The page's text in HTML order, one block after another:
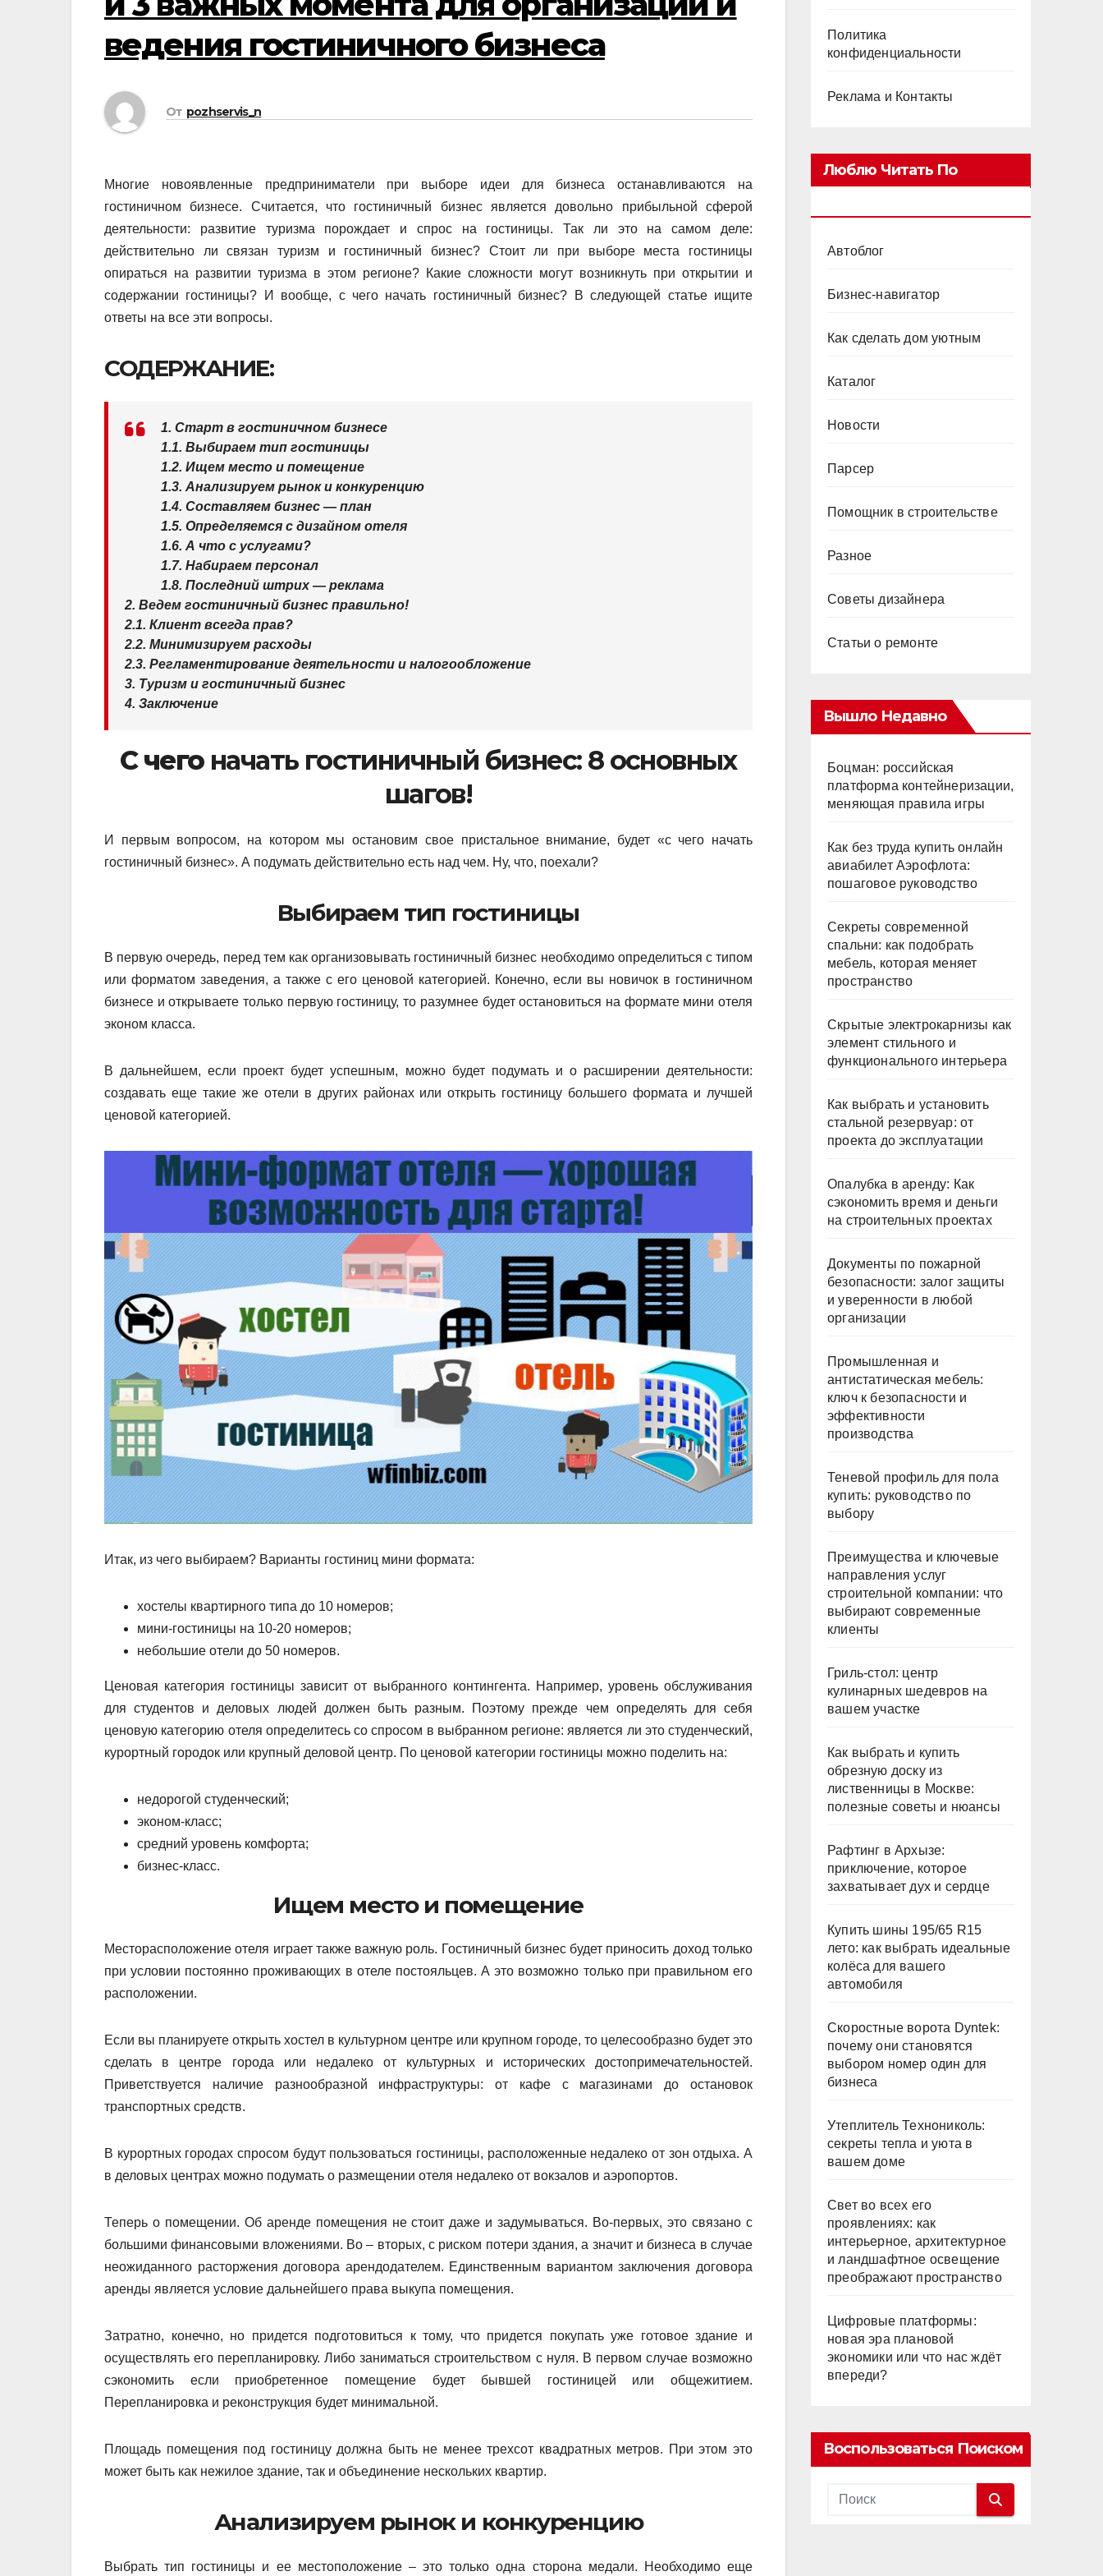
ведения гостиничного бизнеса
От pozhservis_n
Многие новоявленные предприниматели при выборе идеи для бизнеса останавливаются на
гостиничном бизнесе. Считается, что гостиничный бизнес является довольно прибыльной сферой
деятельности: развитие туризма порождает и спрос на гостиницы. Так ли это на самом деле:
действительно ли связан туризм и гостиничный бизнес? Стоит ли при выборе места гостиницы
опираться на развитии туризма в этом регионе? Какие сложности могут возникнуть при открытии и
содержании гостиницы? И вообще, с чего начать гостиничный бизнес? В следующей статье ищите
ответы на все эти вопросы.
СОДЕРЖАНИЕ:
1. Старт в гостиничном бизнесе
1.1. Выбираем тип гостиницы
1.2. Ищем место и помещение
1.3. Анализируем рынок и конкуренцию
1.4. Составляем бизнес — план
1.5. Определяемся с дизайном отеля
1.6. А что с услугами?
1.7. Набираем персонал
1.8. Последний штрих — реклама
2. Ведем гостиничный бизнес правильно!
2.1. Клиент всегда прав?
2.2. Минимизируем расходы
2.3. Регламентирование деятельности и налогообложение
3. Туризм и гостиничный бизнес
4. Заключение
С чегоначать гостиничный бизнес: 8 основных
шагов!
И первым вопросом, на котором мы остановим свое пристальное внимание, будет «с чего начать
гостиничный бизнес». А подумать действительно есть над чем. Ну, что, поехали?
Выбираем тип гостиницы
В первую очередь, перед тем как организовывать гостиничный бизнес необходимо определиться с типом
или форматом заведения, а также с его ценовой категорией. Конечно, если вы новичок в гостиничном
бизнесе и открываете только первую гостиницу, то разумнее будет остановиться на формате мини отеля
эконом класса.
В дальнейшем, если проект будет успешным, можно будет подумать и о расширении деятельности:
создавать еще такие же отели в других районах или открыть гостиницу большего формата и лучшей
ценовой категорией.
Итак, из чего выбираем? Варианты гостиниц мини формата:
хостелы квартирного типа до 10 номеров;
мини-гостиницы на 10-20 номеров;
небольшие отели до 50 номеров.
Ценовая категория гостиницы зависит от выбранного контингента. Например, уровень обслуживания
для студентов и деловых людей должен быть разным. Поэтому прежде чем определять для себя
ценовую категорию отеля определитесь со спросом в выбранном регионе: является ли это студенческий,
курортный городок или крупный деловой центр. По ценовой категории гостиницы можно поделить на:
недорогой студенческий;
эконом-класс;
средний уровень комфорта;
бизнес-класс.
Ищем место и помещение
Месторасположение отеля играет также важную роль. Гостиничный бизнес будет приносить доход только
при условии постоянно проживающих в отеле постояльцев. А это возможно только при правильном его
расположении.
Если вы планируете открыть хостел в культурном центре или крупном городе, то целесообразно будет это
сделать в центре города или недалеко от культурных и исторических достопримечательностей.
Приветствуется наличие разнообразной инфраструктуры: от кафе с магазинами до остановок
транспортных средств.
В курортных городах спросом будут пользоваться гостиницы, расположенные недалеко от зон отдыха. А
в деловых центрах можно подумать о размещении отеля недалеко от вокзалов и аэропортов.
Теперь о помещении. Об аренде помещения не стоит даже и задумываться. Во-первых, это связано с
большими финансовыми вложениями. Во – вторых, с риском потери здания, а значит и бизнеса в случае
неожиданного расторжения договора арендодателем. Единственным вариантом заключения договора
аренды является условие дальнейшего права выкупа помещения.
Затратно, конечно, но придется подготовиться к тому, что придется покупать уже готовое здание и
осуществлять его перепланировку. Либо заниматься строительством с нуля. В первом случае возможно
сэкономить если приобретенное помещение будет бывшей гостиницей или общежитием.
Перепланировка и реконструкция будет минимальной.
Площадь помещения под гостиницу должна быть не менее трехсот квадратных метров. При этом это
может быть как нежилое здание, так и объединение нескольких квартир.
Анализируем рынок и конкуренцию
Выбрать тип гостиницы и ее местоположение – это только одна сторона медали. Необходимо еще
Политика
конфиденциальности
Реклама и Контакты
Люблю Читать По
Автоблог
Бизнес-навигатор
Как сделать дом уютным
Каталог
Новости
Парсер
Помощник в строительстве
Разное
Советы дизайнера
Статьи о ремонте
Вышло Недавно
Боцман: российская
платформа контейнеризации,
меняющая правила игры
Как без труда купить онлайн
авиабилет Аэрофлота:
пошаговое руководство
Секреты современной
спальни: как подобрать
мебель, которая меняет
пространство
Скрытые электрокарнизы как
элемент стильного и
функционального интерьера
Как выбрать и установить
стальной резервуар: от
проекта до эксплуатации
Опалубка в аренду: Как
сэкономить время и деньги
на строительных проектах
Документы по пожарной
безопасности: залог защиты
и уверенности в любой
организации
Промышленная и
антистатическая мебель:
ключ к безопасности и
эффективности
производства
Теневой профиль для пола
купить: руководство по
выбору
Преимущества и ключевые
направления услуг
строительной компании: что
выбирают современные
клиенты
Гриль-стол: центр
кулинарных шедевров на
вашем участке
Как выбрать и купить
обрезную доску из
лиственницы в Москве:
полезные советы и нюансы
Рафтинг в Архызе:
приключение, которое
захватывает дух и сердце
Купить шины 195/65 R15
лето: как выбрать идеальные
колёса для вашего
автомобиля
Скоростные ворота Dyntek:
почему они становятся
выбором номер один для
бизнеса
Утеплитель Технониколь:
секреты тепла и уюта в
вашем доме
Свет во всех его
проявлениях: как
интерьерное, архитектурное
и ландшафтное освещение
преображают пространство
Цифровые платформы:
новая эра плановой
экономики или что нас ждёт
впереди?
Воспользоваться Поиском